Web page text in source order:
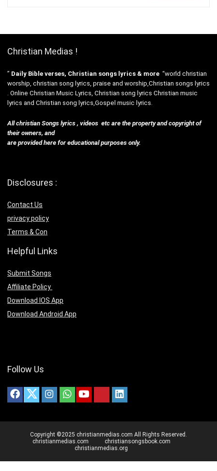
Christian Medias !
” Daily Bible verses, Christian songs lyrics & more “world christian
worship, christian song lyrics, praise and worship,Christian songs lyrics
. Online Christian Music Lyrics, Christian song lyrics Christian music
lyrics and Christian song lyrics,Gospel music lyrics.
All christian Songs lyrics , videos etc are the property and copyright of
their owners, and
are provided here for educational purposes only.
Disclosures :
Contact Us
privacy policy
Terms & Con
Helpful Links
Submit Songs
Affiliate Policy
Download IOS App
Download Android App
Follow Us
Copyright ©2025 christianmedias.com All Rights Reserved.
christianmedias.com
christiansongsbook.com
christianmedias.org